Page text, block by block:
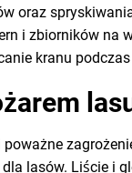
oraz
i zbiorników na
kranu
lasów. Liście i